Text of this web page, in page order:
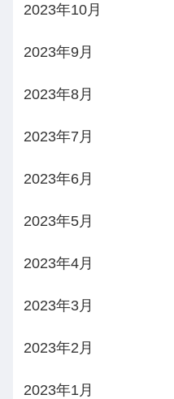
2023年10月
2023年9月
2023年8月
2023年7月
2023年6月
2023年5月
2023年4月
2023年3月
2023年2月
2023年1月